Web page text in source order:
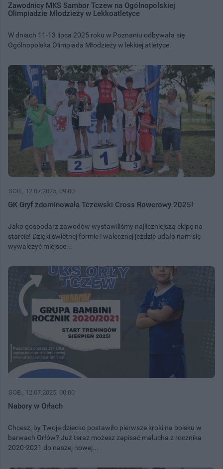
Zawodnicy MKS Sambor Tczew na Ogólnopolskiej
Olimpiadzie Młodzieży w Lekkoatletyce
W dniach 11-13 lipca 2025 roku w Poznaniu odbywała się
Ogólnopolska Olimpiada Młodzieży w lekkiej atletyce.
SOB. , 12.07.2025, 09:00
GK Gryf zdominowała Tczewski Cross Rowerowy 2025!
Jako gospodarz zawodów wystawiliśmy najliczniejszą ekipę na
starcie! Dzięki świetnej formie i walecznej jeździe udało nam się
wywalczyć miejsce...
SOB. , 12.07.2025, 00:00
Nabory w Orłach
Chcesz, by Twoje dziecko postawiło pierwsze kroki na boisku w
barwach Orłów? Już teraz możesz zapisać malucha z rocznika
2020-2021 do naszej nowej...